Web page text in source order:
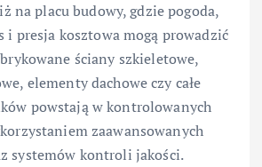
na placu budowy, gdzie pogoda,
i presja kosztowa mogą prowadzić
ściany szkieletowe,
elementy dachowe czy całe
powstają w kontrolowanych
zaawansowanych
systemów kontroli jakości.